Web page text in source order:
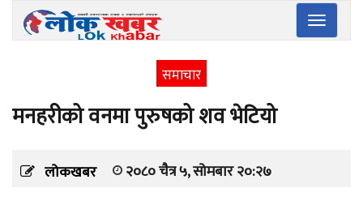
Toggle
समाचार
मनहरीको वनमा पुरुषको शव भेटियो
लोकखबर २०८० चैत्र ५, सोमबार २०:२७